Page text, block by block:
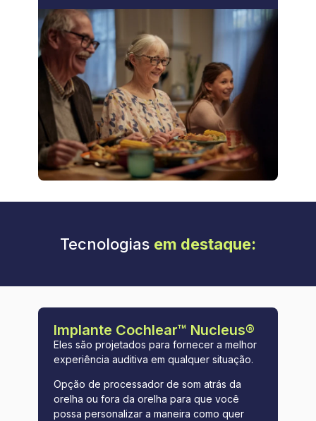
Tecnologias em destaque:
Implante Cochlear™ Nucleus®
Eles são projetados para fornecer a melhor
experiência auditiva em qualquer situação.
Opção de processador de som atrás da
orelha ou fora da orelha para que você
possa personalizar a maneira como quer